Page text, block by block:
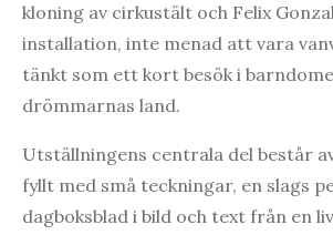
kloning av cirkustält och Felix
installation, inte menad att vara
tänkt som ett kort besök i
drömmarnas land.
Utställningens centrala del består
fyllt med små teckningar, en slags
dagboksblad i bild och text från en